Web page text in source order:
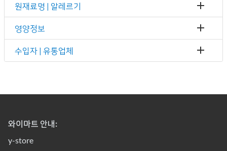
원재료명 | 알레르기
영양정보
수입자 | 유통업체
와이마트 안내:
y-store